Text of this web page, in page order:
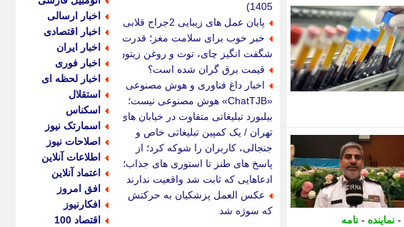
- نماینده - نامه
1405)
پایان عمل های زیبایی 2جراح قلابی
خبر خوب برای سلامت مغز؛ قدرت
شگفت انگیز چای، توت و روغن زیتون
قیمت برق گران شده است؟
اخبار داغ فناوری و هوش مصنوعی |
«ChatTJB» هوش مصنوعی نیست؛
بیلبورد تبلیغاتی متفاوت در خیابان های
تهران / یک کمپین تبلیغاتی خاص و
جنجالی، کاربران را شوکه کرد؛ از
پاسخ های طنز تا استوری های جذاب؛
ادعاهایی که ثابت شد واقعیت ندارند
عکس العمل پزشکیان به حرکتش
که سوژه شد
اخبار ارسالی
اخبار اقتصادی
اخبار ایران
اخبار فوری
اخبار لحظه ای
استقلال
اسکناس
اسمارتک نیوز
اصلاحات نیوز
اطلاعات آنلاین
اعتماد آنلاین
افق امروز
افکارنیوز
اقتصاد 100